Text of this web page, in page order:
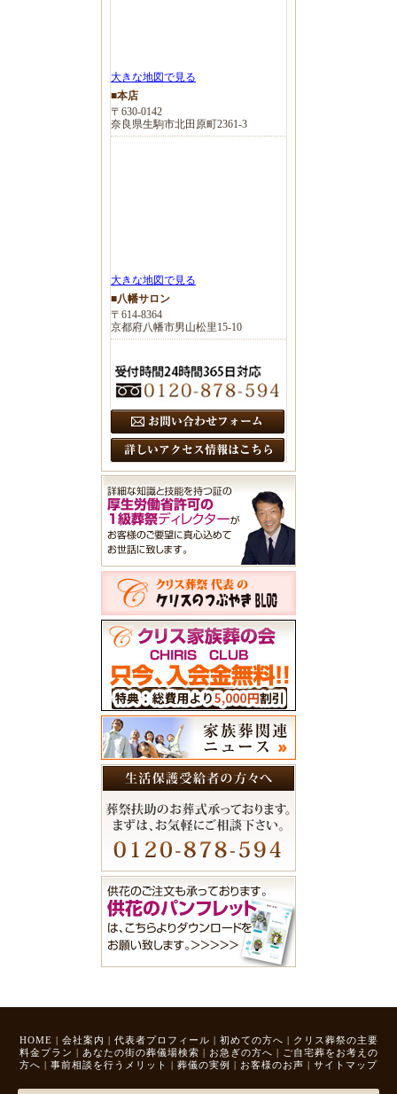
大きな地図で見る
■本店
〒630-0142
奈良県生駒市北田原町2361-3
大きな地図で見る
■八幡サロン
〒614-8364
京都府八幡市男山松里15-10
HOME | 会社案内 | 代表者プロフィール | 初めての方へ | クリス葬祭の主要
料金プラン | あなたの街の葬儀場検索 | お急ぎの方へ | ご自宅葬をお考えの
方へ | 事前相談を行うメリット | 葬儀の実例 | お客様のお声 | サイトマップ